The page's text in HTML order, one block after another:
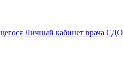
Личный кабинет врача СДО